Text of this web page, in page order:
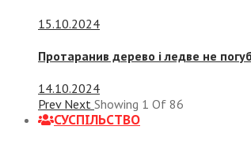
15.10.2024
Протаранив дерево і ледве не
14.10.2024
Prev Next Showing 1 Of 86
СУСПIЛЬСТВО